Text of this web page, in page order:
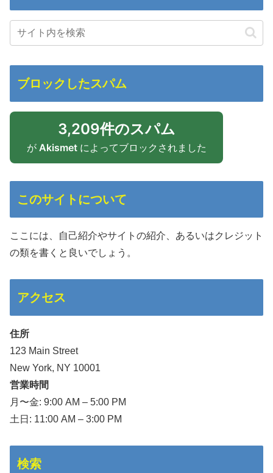
ブロックしたスパム
3,209件のスパム
が Akismetによってブロックされました
このサイトについて
ここには、自己紹介やサイトの紹介、あるいはクレジット
の類を書くと良いでしょう。
アクセス
住所
123 Main Street
New York, NY 10001
営業時間
月〜金: 9:00 AM – 5:00 PM
土日: 11:00 AM – 3:00 PM
検索